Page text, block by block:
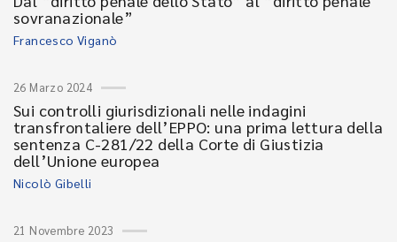
sovranazionale”
Francesco Viganò
26 Marzo 2024
Sui controlli giurisdizionali nelle indagini
transfrontaliere dell’EPPO: una prima lettura della
sentenza C-281/22 della Corte di Giustizia
dell’Unione europea
Nicolò Gibelli
21 Novembre 2023